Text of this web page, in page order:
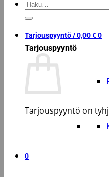
Etsi:
Tarjouspyyntö /0,00€0
Tarjouspyyntö
Tarjouspyyntö on
0